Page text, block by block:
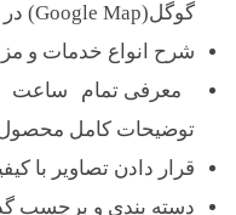
گوگل(Google Map) در کنار آن
شرح انواع خدمات و
معرفی تمام ساعت
توضیحات کامل
قرار دادن تصاویر با
دسته بندی و برچسب